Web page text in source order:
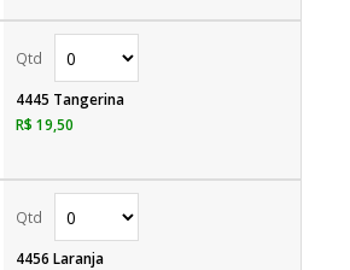
4445 Tangerina
R$ 19,50
4456 Laranja